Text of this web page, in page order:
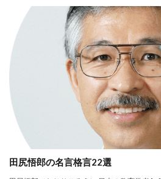
田尻悟郎の名言格言22選